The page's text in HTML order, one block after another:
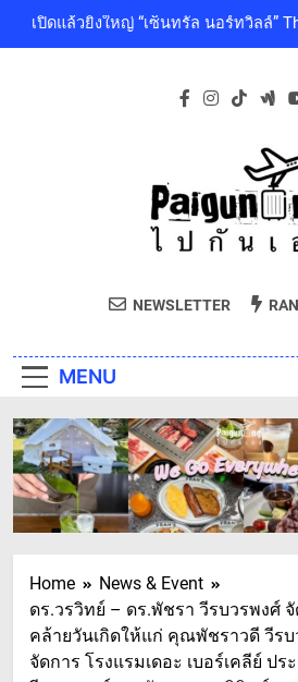
ที่สุด ปักหมุด 19 ธันวาคมนี้ ที่ทองส
เปิดแล้วยิ่งใหญ่ “เซ็นทรัล นอร์ทวิลล์”
ถวายความอาลัย และน้อมสำนึกใน
ของสมเด็จพระเจ้าลูกเธอ เจ้าฟ้าพัชรกิ
เพื่อผู้บริโภคและสิ่ง
‘GMM SHOW’ ชวนสัมผัสฤดูแห่งควา
Cold Brew Cool Club Presents ‘นั่งเล่
ดนตรีท่ามกลางธรรมชาติบรรยากาศดี
ที่สุด ปักหมุด 19 ธันวาคมนี้ ที่ทองส
เปิดแล้วยิ่งใหญ่ “เซ็นทรัล นอร์ทวิลล์”
Outdoor-Inspired Indoor Shopping
คุณภาพชีวิตของผู้คนทุ
ของสมเด็จพระเจ้าลูกเธอ เจ้าฟ้าพัชรกิ
ราเทพยวดี กรมหลวงราชสาริณีสิริพัช
โออิชิ จับมือ เอสซีจีซี พัฒนาบรรจุภั
โลก ด้วยเทคโนโลยีย่อยสลายทางชีวภ
เพื่อผู้บริโภคและสิ่ง
NEWSLETTER
MENU
Home
News & Event
ดร.วรวิทย์ – ดร.พัชรา วีรบวรพงศ์
คล้ายวันเกิดให้แก่ คุณพัชราวดี วีร
จัดการ โรงแรมเดอะ เบอร์เคลีย์ ป